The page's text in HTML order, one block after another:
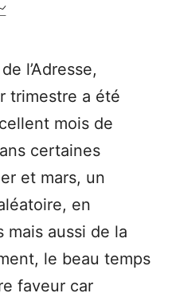
l’Adresse,
trimestre a été
mois de
certaines
et mars, un
en
aussi de la
le beau temps
faveur car